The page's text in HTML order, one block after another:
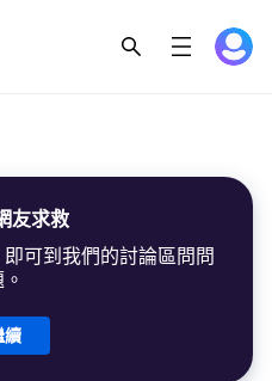
友求救
可到我們的討論區問問
續